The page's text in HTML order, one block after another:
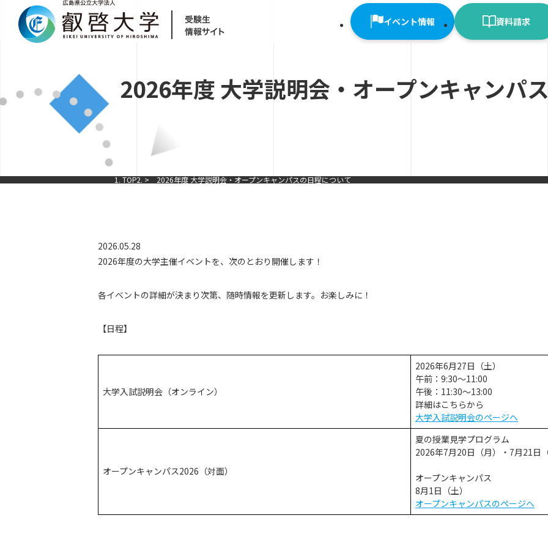
イベント情報 資料請求
2026年度 大学説明会・オープンキャンパ
TOP 2026年度 大学説明会・オープンキャンパスの日程について
2026.05.28
2026年度の大学主催イベントを、次のとおり開催します！
各イベントの詳細が決まり次第、随時情報を更新します。お楽しみに！
【日程】
大学入試説明会（オンライン）
2026年6月27日（土）
午前：9:30～11:00
午後：11:30～13:00
詳細はこちらから
大学入試説明会のページへ
オープンキャンパス2026（対面）
夏の授業見学プログラム
2026年7月20日（月）・7月21日
オープンキャンパス
8月1日（土）
オープンキャンパスのページへ